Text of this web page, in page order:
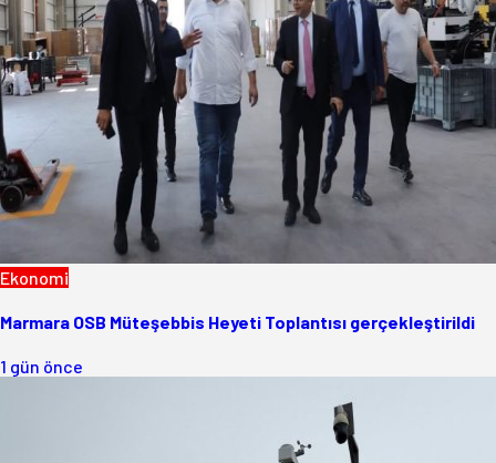
Ekonomi
Marmara OSB Müteşebbis Heyeti Toplantısı gerçekleştirildi
1 gün önce